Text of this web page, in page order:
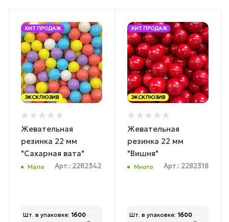
ХИТ ПРОДАЖ
ЭКСКЛЮЗИВ
Жевательная
резинка 22 мм
"Сахарная вата"
Мало Арт.: 2282342
Шт. в упаковке: 1600
ХИТ ПРОДАЖ
ЭКСКЛЮЗИВ
Жевательная
резинка 22 мм
"Вишня"
Много Арт.: 2282318
Шт. в упаковке: 1600